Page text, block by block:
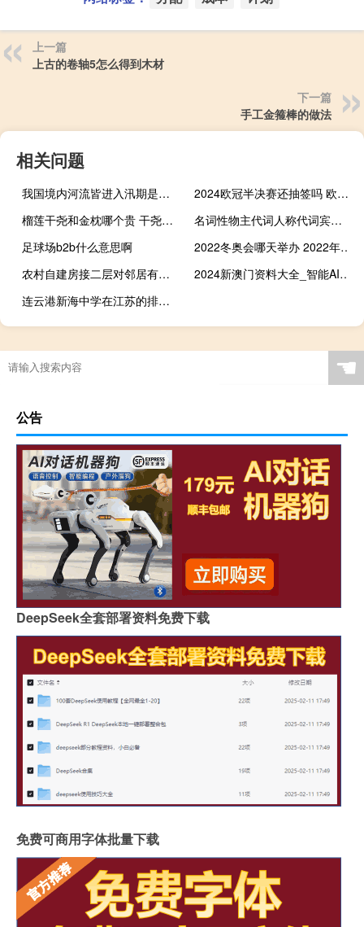
上一篇
上古的卷轴5怎么得到木材
下一篇
手工金箍棒的做法
相关问题
我国境内河流皆进入汛期是什么季节 今天起我国正式进入汛期
2024欧冠半决赛还抽签吗 欧冠半决赛再现争议
榴莲干尧和金枕哪个贵 干尧榴莲和金枕榴莲区别
名词性物主代词人称代词宾格物主代词所有的意思是什么 人称代词和物主代词表格
足球场b2b什么意思啊
2022冬奥会哪天举办 2022年冬奥会相关资料
农村自建房接二层对邻居有影响吗 农村自建房二层真实图
2024新澳门资料大全_智能AI深度解析_爱采购版v47.08.88
连云港新海中学在江苏的排名 连云港市新海实验中学
☚
公告
DeepSeek全套部署资料免费下载
免费可商用字体批量下载